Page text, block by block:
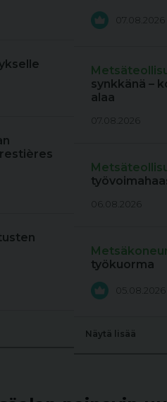
07.08.2026
synkkänä –
alaa
07.08.2026
06.08.2026
työkuorma
05.08.2026
Näytä lisää